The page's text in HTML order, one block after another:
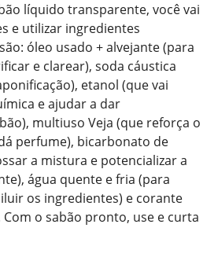
líquido transparente, você vai
e utilizar ingredientes
óleo usado + alvejante (para
e clarear), soda cáustica
etanol (que vai
e ajudar a dar
multiuso Veja (que reforça o
perfume), bicarbonato de
a mistura e potencializar a
água quente e fria (para
os ingredientes) e corante
o sabão pronto, use e curta